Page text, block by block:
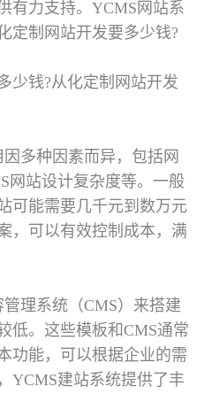
有力支持。YCMS网站系
定制网站开发要多少钱?
少钱?从化定制网站开发
多种因素而异，包括网
网站设计复杂度等。一般
可能需要几千元到数万元
，可以有效控制成本，满
理系统（CMS）来搭建
低。这些模板和CMS通常
功能，可以根据企业的需
YCMS建站系统提供了丰